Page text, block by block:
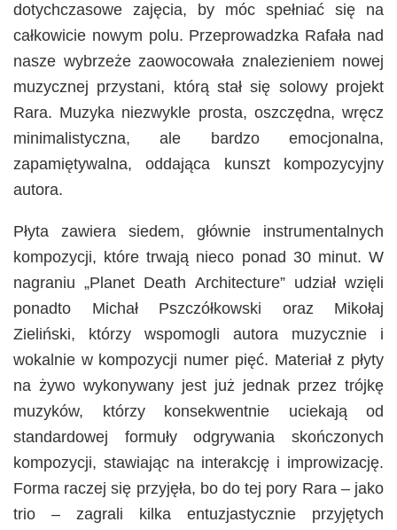
dotychczasowe zajęcia, by móc spełniać się na
całkowicie nowym polu. Przeprowadzka Rafała nad
nasze wybrzeże zaowocowała znalezieniem nowej
muzycznej przystani, którą stał się solowy projekt
Rara. Muzyka niezwykle prosta, oszczędna, wręcz
minimalistyczna, ale bardzo emocjonalna,
zapamiętywalna, oddająca kunszt kompozycyjny
autora.
Płyta zawiera siedem, głównie instrumentalnych
kompozycji, które trwają nieco ponad 30 minut. W
nagraniu „Planet Death Architecture” udział wzięli
ponadto Michał Pszczółkowski oraz Mikołaj
Zieliński, którzy wspomogli autora muzycznie i
wokalnie w kompozycji numer pięć. Materiał z płyty
na żywo wykonywany jest już jednak przez trójkę
muzyków, którzy konsekwentnie uciekają od
standardowej formuły odgrywania skończonych
kompozycji, stawiając na interakcję i improwizację.
Forma raczej się przyjęła, bo do tej pory Rara – jako
trio – zagrali kilka entuzjastycznie przyjętych